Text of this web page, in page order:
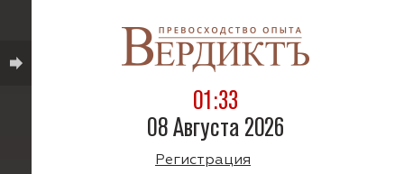
01:33
08 Августа 2026
Регистрация